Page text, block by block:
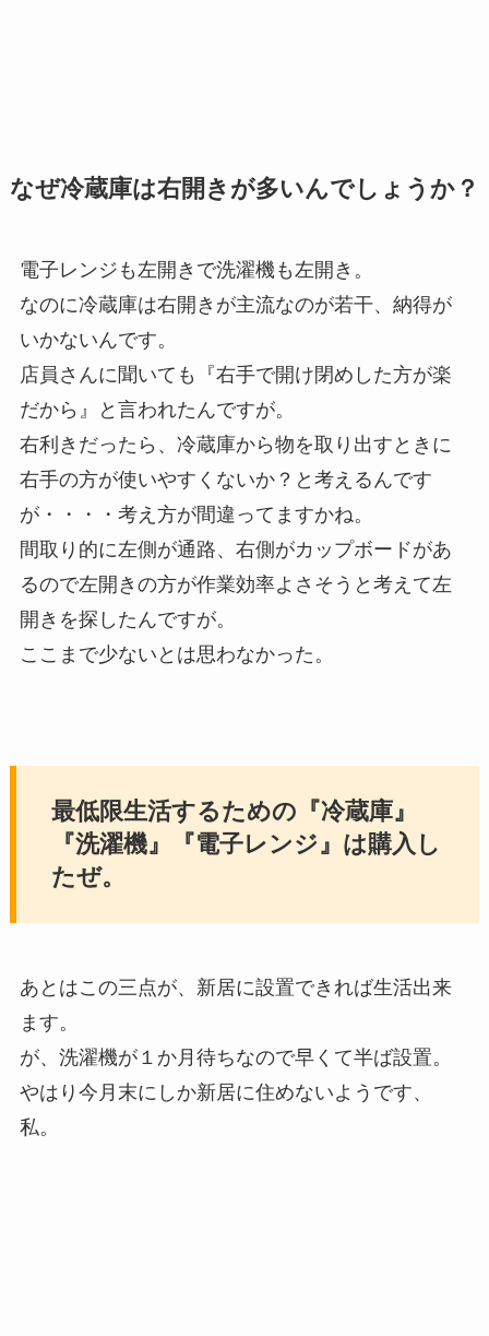
なぜ冷蔵庫は右開きが多いんでしょうか？
電子レンジも左開きで洗濯機も左開き。
なのに冷蔵庫は右開きが主流なのが若干、納得が
いかないんです。
店員さんに聞いても『右手で開け閉めした方が楽
だから』と言われたんですが。
右利きだったら、冷蔵庫から物を取り出すときに
右手の方が使いやすくないか？と考えるんです
が・・・・考え方が間違ってますかね。
間取り的に左側が通路、右側がカップボードがあ
るので左開きの方が作業効率よさそうと考えて左
開きを探したんですが。
ここまで少ないとは思わなかった。
最低限生活するための『冷蔵庫』
『洗濯機』『電子レンジ』は購入し
たぜ。
あとはこの三点が、新居に設置できれば生活出来
ます。
が、洗濯機が１か月待ちなので早くて半ば設置。
やはり今月末にしか新居に住めないようです、
私。